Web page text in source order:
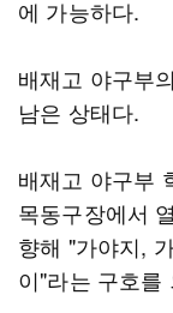
에 가능하다.
배재고 야구부
남은 상태다.
배재고 야구부
목동구장에서
향해 "가야지,
이"라는 구호를